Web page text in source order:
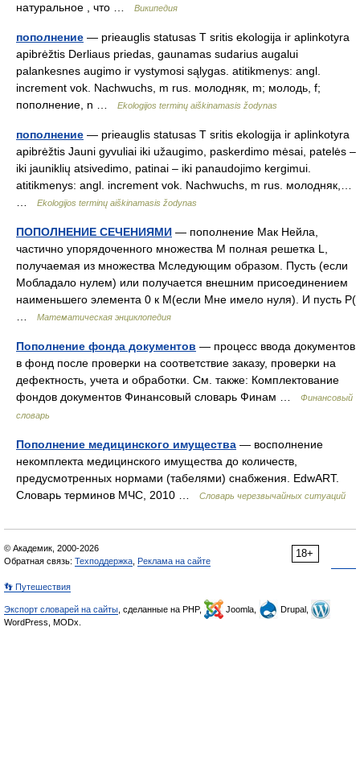
натуральное , что …
Википедия
пополнение — prieauglis statusas T sritis ekologija ir aplinkotyra
apibrėžtis Derliaus priedas, gaunamas sudarius augalui
palankesnes augimo ir vystymosi sąlygas. atitikmenys: angl.
increment vok. Nachwuchs, m rus. молодняк, m; молодь, f;
пополнение, n …
Ekologijos terminų aiškinamasis žodynas
пополнение — prieauglis statusas T sritis ekologija ir aplinkotyra
apibrėžtis Jauni gyvuliai iki užaugimo, paskerdimo mėsai, patelės –
iki jauniklių atsivedimo, patinai – iki panaudojimo kergimui.
atitikmenys: angl. increment vok. Nachwuchs, m rus. молодняк,…
Ekologijos terminų aiškinamasis žodynas
ПОПОЛНЕНИЕ СЕЧЕНИЯМИ — пополнение Мак Нейла,
частично упорядоченного множества М полная решетка L,
получаемая из множества Мследующим образом. Пусть (если
Мобладало нулем) или получается внешним присоединением
наименьшего элемента 0 к М(если Мне имело нуля). И пусть Р(
Математическая энциклопедия
Пополнение фонда документов — процесс ввода документов
в фонд после проверки на соответствие заказу, проверки на
дефектность, учета и обработки. См. также: Комплектование
фондов документов Финансовый словарь Финам …
Финансовый
словарь
Пополнение медицинского имущества — восполнение
некомплекта медицинского имущества до количеств,
предусмотренных нормами (табелями) снабжения. EdwART.
Словарь терминов МЧС, 2010 …
Словарь черезвычайных ситуаций
18+
© Академик, 2000-2026
Обратная связь: Техподдержка Реклама на сайте
👣 Путешествия
Экспорт словарей на сайты , сделанные на PHP, Joomla,
Drupal,
WordPress, MODx.